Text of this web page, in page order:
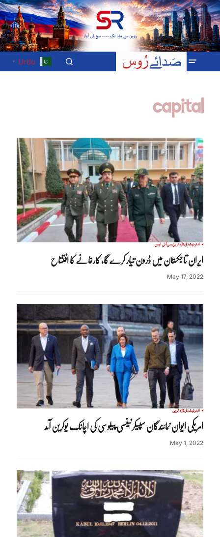
Urdu
▼
capital
انٹرنیشنلتازہ ترینسی آئی ایس
ایران تاجکستان میں ڈرون تیار کرے گا، کارخانے کا افتتاح
May 17, 2022
انٹرنیشنلتازہ ترین
امریکی ایوان نمائندگان سپیکرنینسی پیلوسی کی اچانک یوکرین آمد
May 1, 2022